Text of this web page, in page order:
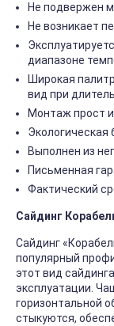
Не подвержен
Не возникает
диапазоне
Широкая
вид при
Монтаж прост
Экологическая
Выполнен из
Письменная
Фактический
Сайдинг
Сайдинг
популярный
этот вид
эксплуатации.
горизонтальной
стыкуются,